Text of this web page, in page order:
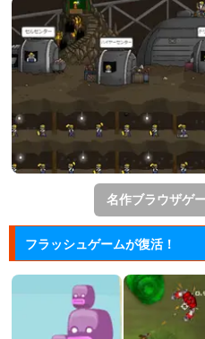
名作ブラウザゲ
フラッシュゲームが復活！